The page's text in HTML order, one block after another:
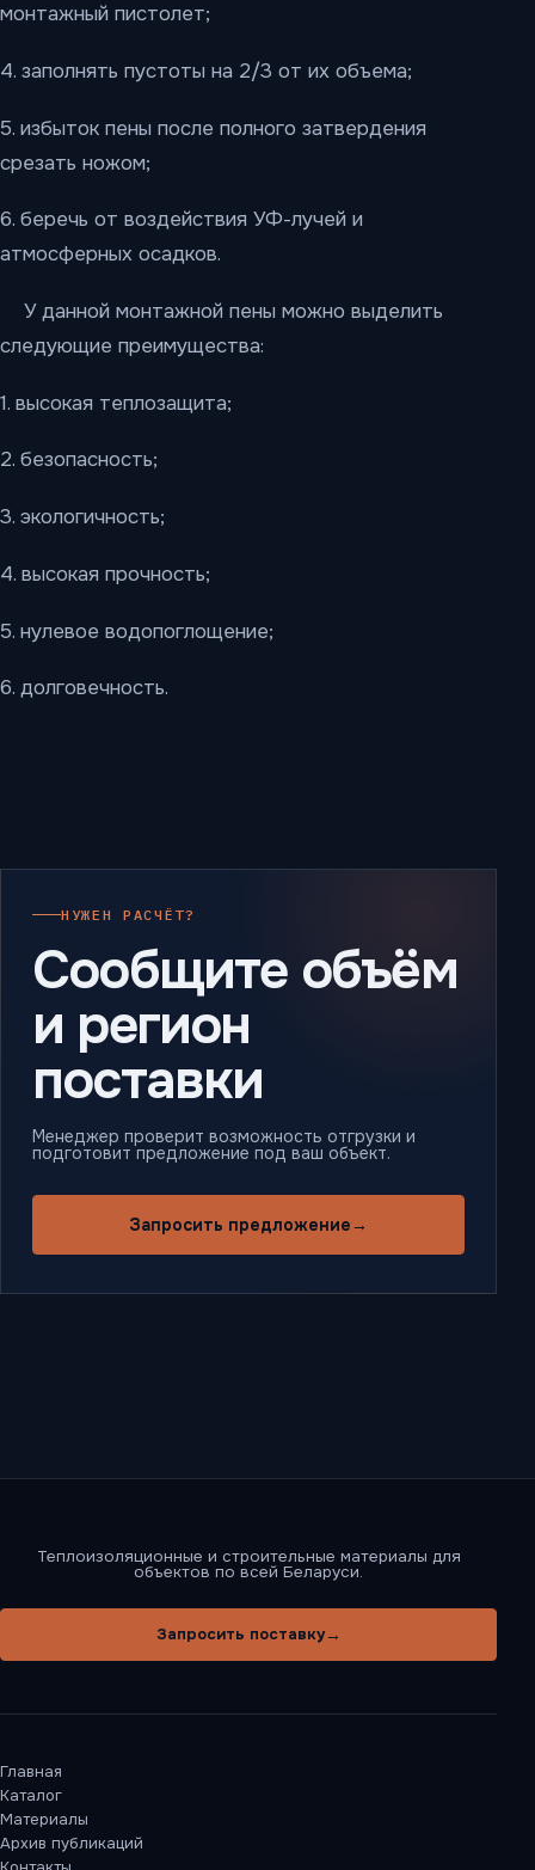
монтажный пистолет;
4. заполнять пустоты на 2/3 от их объема;
5. избыток пены после полного затвердения
срезать ножом;
6. беречь от воздействия УФ-лучей и
атмосферных осадков.
У данной монтажной пены можно выделить
следующие преимущества:
1. высокая теплозащита;
2. безопасность;
3. экологичность;
4. высокая прочность;
5. нулевое водопоглощение;
6. долговечность.
НУЖЕН РАСЧЁТ?
Сообщите объём
и регион
поставки
Менеджер проверит возможность отгрузки и
подготовит предложение под ваш объект.
Запросить предложение→
Теплоизоляционные и строительные материалы для
объектов по всей Беларуси.
Запросить поставку→
Главная
Каталог
Материалы
Архив публикаций